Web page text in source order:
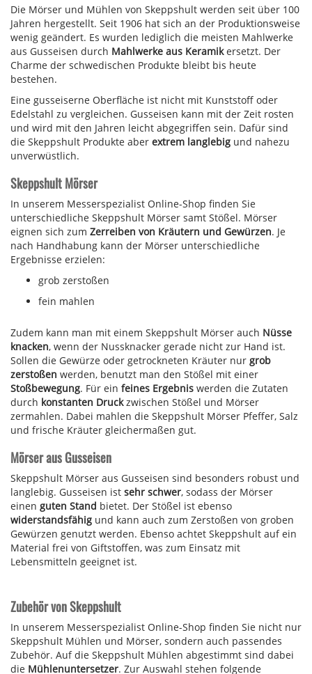
Die Mörser und Mühlen von Skeppshult werden seit über 100
Jahren hergestellt. Seit 1906 hat sich an der Produktionsweise
wenig geändert. Es wurden lediglich die meisten Mahlwerke
aus Gusseisen durch Mahlwerke aus Keramikersetzt. Der
Charme der schwedischen Produkte bleibt bis heute
bestehen.
Eine gusseiserne Oberfläche ist nicht mit Kunststoff oder
Edelstahl zu vergleichen. Gusseisen kann mit der Zeit rosten
und wird mit den Jahren leicht abgegriffen sein. Dafür sind
die Skeppshult Produkte aber extrem langlebig und nahezu
unverwüstlich.
Skeppshult Mörser
In unserem Messerspezialist Online-Shop finden Sie
unterschiedliche Skeppshult Mörser samt Stößel. Mörser
eignen sich zum Zerreiben von Kräutern und Gewürzen. Je
nach Handhabung kann der Mörser unterschiedliche
Ergebnisse erzielen:
grob zerstoßen
fein mahlen
Zudem kann man mit einem Skeppshult Mörser auch Nüsse
knacken, wenn der Nussknacker gerade nicht zur Hand ist.
Sollen die Gewürze oder getrockneten Kräuter nur grob
zerstoßen werden, benutzt man den Stößel mit einer
Stoßbewegung. Für ein feines Ergebnis werden die Zutaten
durch konstanten Druckzwischen Stößel und Mörser
zermahlen. Dabei mahlen die Skeppshult Mörser Pfeffer, Salz
und frische Kräuter gleichermaßen gut.
Mörser aus Gusseisen
Skeppshult Mörser aus Gusseisen sind besonders robust und
langlebig. Gusseisen ist sehr schwer, sodass der Mörser
einen guten Stand bietet. Der Stößel ist ebenso
widerstandsfähig und kann auch zum Zerstoßen von groben
Gewürzen genutzt werden. Ebenso achtet Skeppshult auf ein
Material frei von Giftstoffen, was zum Einsatz mit
Lebensmitteln geeignet ist.
Zubehör von Skeppshult
In unserem Messerspezialist Online-Shop finden Sie nicht nur
Skeppshult Mühlen und Mörser, sondern auch passendes
Zubehör. Auf die Skeppshult Mühlen abgestimmt sind dabei
die Mühlenuntersetzer. Zur Auswahl stehen folgende